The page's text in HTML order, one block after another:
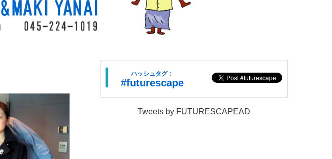
ハッシュタグ：
#futurescape
Tweets by FUTURESCAPEAD